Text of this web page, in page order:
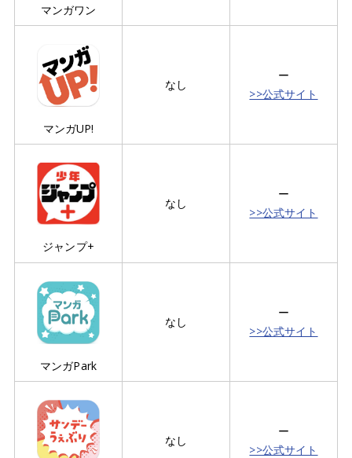
マンガワン
マンガUP!
なし
ー
>>公式サイト
ジャンプ+
なし
ー
>>公式サイト
マンガPark
なし
ー
>>公式サイト
なし
ー
>>公式サイト